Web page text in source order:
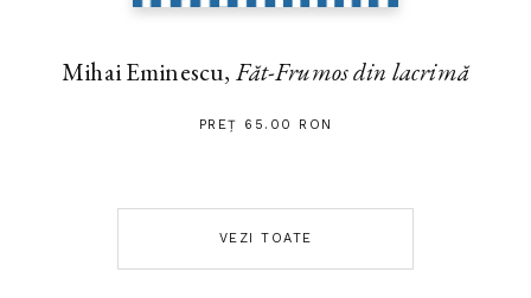
Mihai Eminescu, Făt-Frumos din lacrimă
PREȚ 65.00 RON
VEZI TOATE